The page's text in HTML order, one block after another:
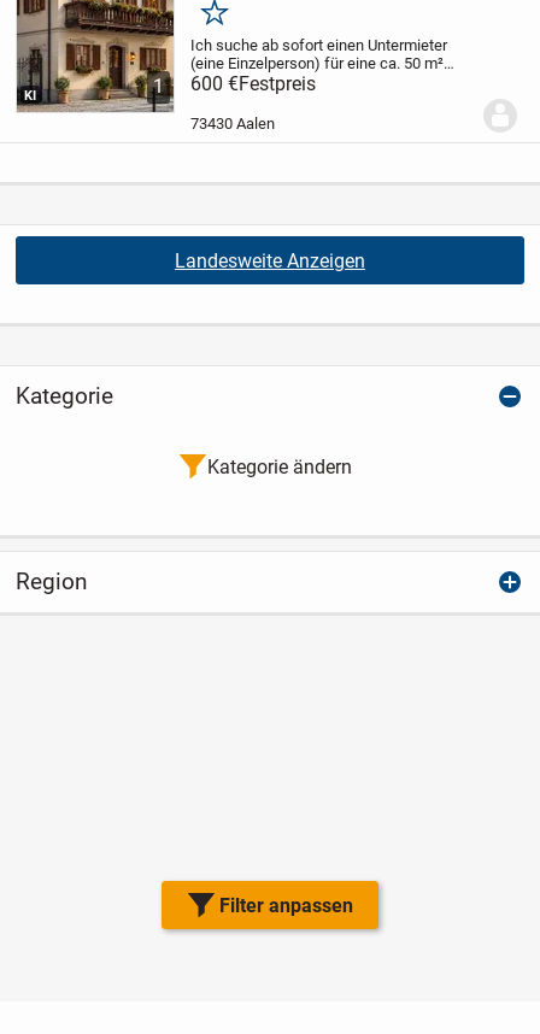
Filter anpassen
1
KI
Merken
Ich suche ab sofort einen Untermieter
(eine Einzelperson) für eine ca. 50 m²
große, voll möblierte 2-Zimmer-
Dachgeschosswohnung in bester Lage
der Aalen-City.
zum Rathaus...
600 €Festpreis
73430 Aalen
Landesweite Anzeigen
Kategorie
Kategorie ändern
Region